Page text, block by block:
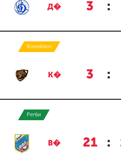
Д� 3 :
Волейбол
К� 3 :
Регби
В� 21 :